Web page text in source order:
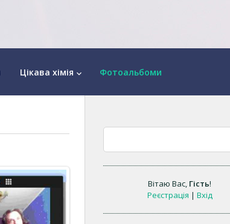
Цікава хімія keyboard_arrow_down Фотоальбоми
Вітаю Вас, Гість!
Реєстрація | Вхід